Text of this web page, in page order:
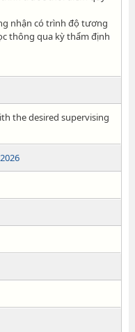
nhận có trình độ tương
thông qua kỳ thẩm định
the desired supervising